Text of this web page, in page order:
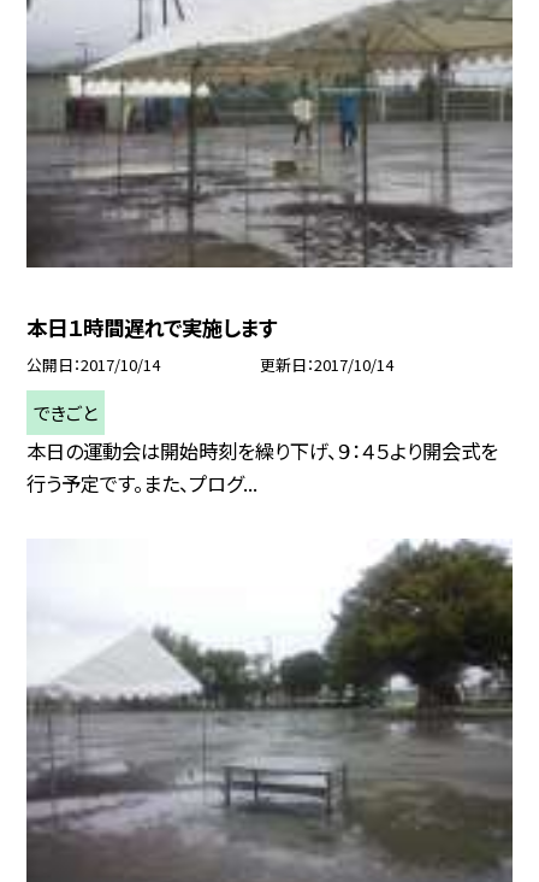
本日１時間遅れで実施します
公開日 2017/10/14 更新日 2017/10/14
できごと
本日の運動会は開始時刻を繰り下げ、９：４５より開会式を
行う予定です。また、プログ...